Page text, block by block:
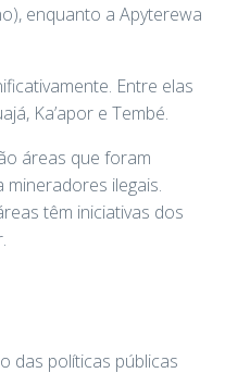
enquanto a Apyterewa
Entre elas
Ka’apor e Tembé.
áreas que foram
ilegais.
têm iniciativas dos
das políticas públicas